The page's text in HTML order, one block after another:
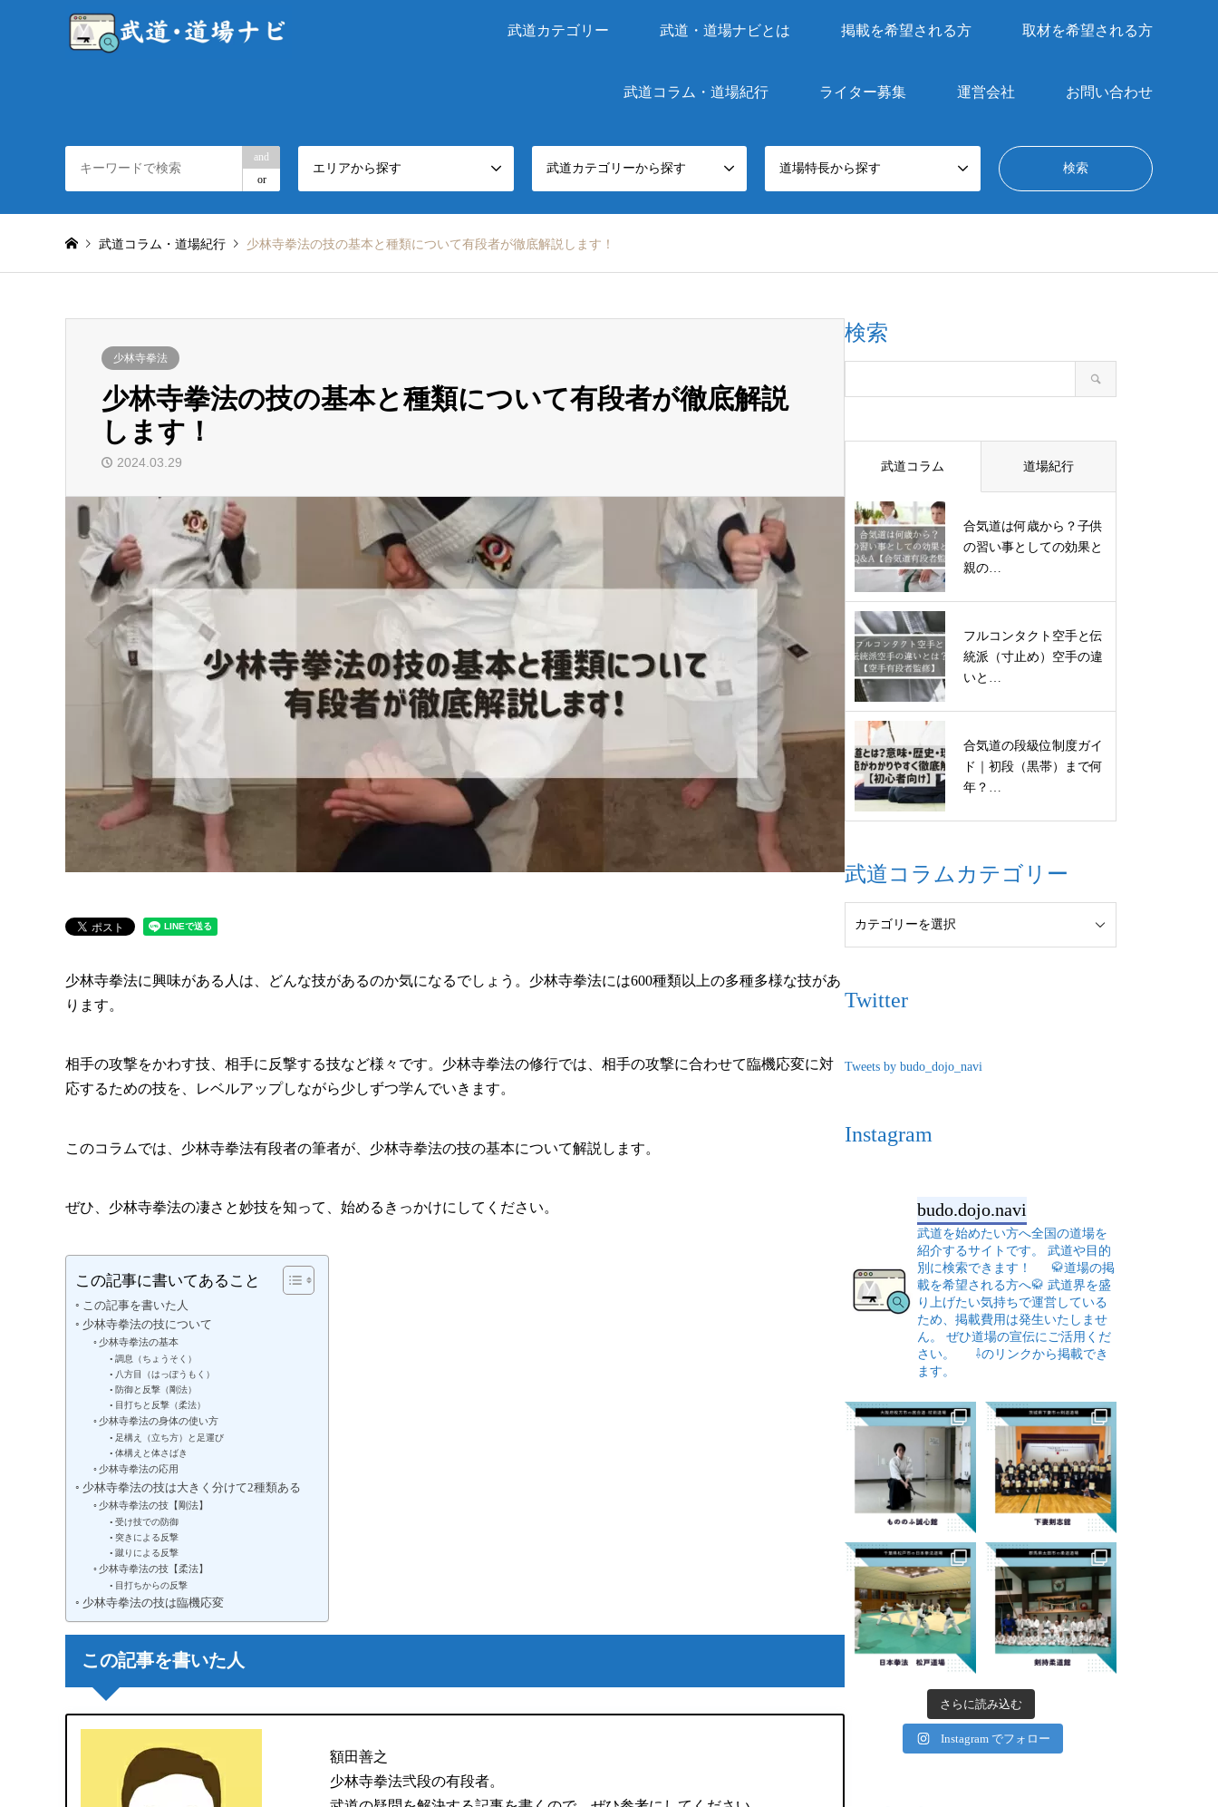
武道カテゴリー 武道・道場ナビとは 掲載を希望される方 取材を希望される方
武道コラム・道場紀行 ライター募集 運営会社 お問い合わせ
and
or
エリアから探す 武道カテゴリーから探す 道場特長から探す
武道コラム・道場紀行 少林寺拳法の技の基本と種類について有段者が徹底解説します！
少林寺拳法
少林寺拳法の技の基本と種類について有段者が徹底解説
します！
2024.03.29
少林寺拳法に興味がある人は、どんな技があるのか気になるでしょう。少林寺拳法には600種類以上の多種多様な技があ
ります。
相手の攻撃をかわす技、相手に反撃する技など様々です。少林寺拳法の修行では、相手の攻撃に合わせて臨機応変に対
応するための技を、レベルアップしながら少しずつ学んでいきます。
このコラムでは、少林寺拳法有段者の筆者が、少林寺拳法の技の基本について解説します。
ぜひ、少林寺拳法の凄さと妙技を知って、始めるきっかけにしてください。
この記事に書いてあること
この記事を書いた人
少林寺拳法の技について
少林寺拳法の基本
調息（ちょうそく）
八方目（はっぽうもく）
防御と反撃（剛法）
目打ちと反撃（柔法）
少林寺拳法の身体の使い方
足構え（立ち方）と足運び
体構えと体さばき
少林寺拳法の応用
少林寺拳法の技は大きく分けて2種類ある
少林寺拳法の技【剛法】
受け技での防御
突きによる反撃
蹴りによる反撃
少林寺拳法の技【柔法】
目打ちからの反撃
少林寺拳法の技は臨機応変
この記事を書いた人
額田善之
少林寺拳法弐段の有段者。
検索
武道コラム 道場紀行
合気道は何歳から？子供
の習い事としての効果と
親の…
フルコンタクト空手と伝
統派（寸止め）空手の違
いと…
合気道の段級位制度ガイ
ド｜初段（黒帯）まで何
年？…
武道コラムカテゴリー
Twitter
Tweets by budo_dojo_navi
Instagram
budo.dojo.navi
武道を始めたい方へ全国の道場を
紹介するサイトです。
武道や目的
別に検索できます！
🥋道場の掲
載を希望される方へ🥋 武道界を盛
り上げたい気持ちで運営している
ため、掲載費用は発生いたしませ
ん。
ぜひ道場の宣伝にご活用くだ
さい。
⇩のリンクから掲載でき
ます。
さらに読み込む
Instagram でフォロー